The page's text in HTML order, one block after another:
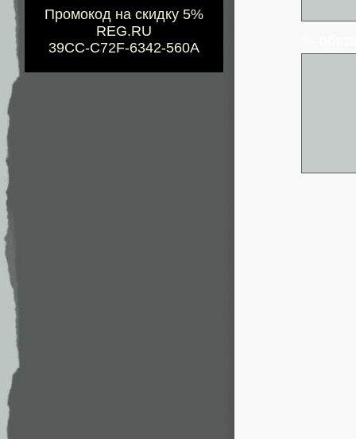
Промокод на скидку 5%
REG.RU
39CC-C72F-6342-560A